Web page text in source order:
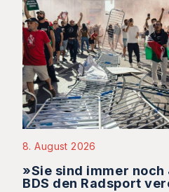
8. August 2026
»Sie sind immer noch
BDS den Radsport